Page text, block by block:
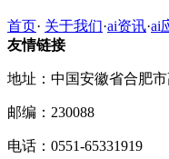
首页· 关于我们·ai资讯·ai
友情链接
地址：中国安徽省合肥
邮编：230088
电话：0551-65331919